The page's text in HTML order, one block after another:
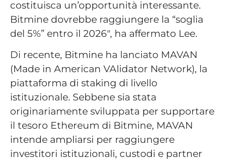
costituisca un’opportunità interessante.
Bitmine dovrebbe raggiungere la “soglia
del 5%” entro il 2026″, ha affermato Lee.
Di recente, Bitmine ha lanciato MAVAN
(Made in American VAlidator Network), la
piattaforma di staking di livello
istituzionale. Sebbene sia stata
originariamente sviluppata per supportare
il tesoro Ethereum di Bitmine, MAVAN
intende ampliarsi per raggiungere
investitori istituzionali, custodi e partner